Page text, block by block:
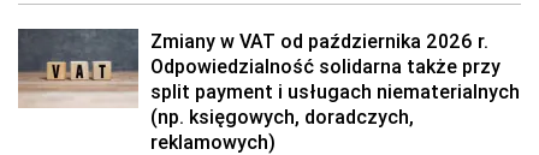
Zmiany w VAT od października 2026 r.
Odpowiedzialność solidarna także przy
split payment i usługach niematerialnych
(np. księgowych, doradczych,
reklamowych)